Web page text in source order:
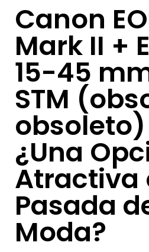
Canon
Mark II +
15-45
STM
¿Una
Atractiva
Pasada
Moda?